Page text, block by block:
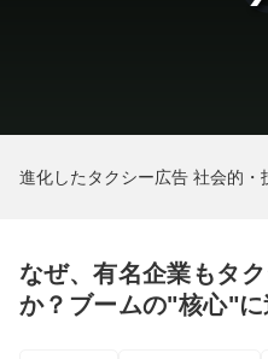
進化したタクシー広告 社会的・
なぜ、有名企業もタ
か？ブームの"核心"に